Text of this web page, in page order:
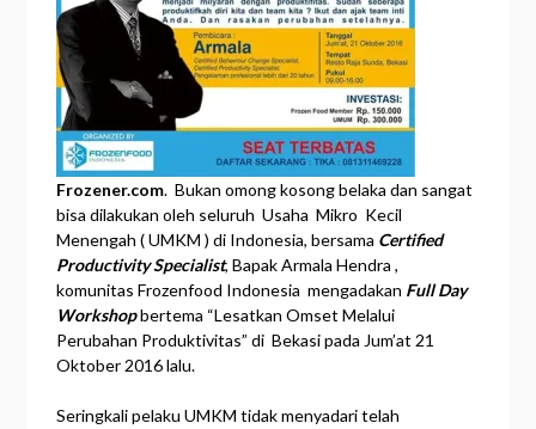
Frozener.com. Bukan omong kosong belaka dan sangat
bisa dilakukan oleh seluruh Usaha Mikro Kecil
Menengah ( UMKM ) di Indonesia, bersama Certified
Productivity Specialist, Bapak Armala Hendra ,
komunitas Frozenfood Indonesia mengadakan Full Day
Workshopbertema “Lesatkan Omset Melalui
Perubahan Produktivitas” di Bekasi pada Jum’at 21
Oktober 2016 lalu.
Seringkali pelaku UMKM tidak menyadari telah